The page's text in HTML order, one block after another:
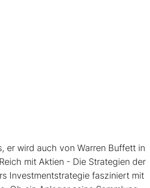
er wird auch von Warren Buffett in
mit Aktien - Die Strategien der
Investmentstrategie fasziniert mit